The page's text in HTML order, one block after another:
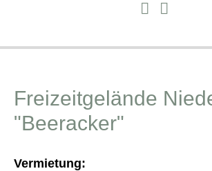
Freizeitgelände
"Beeracker"
Vermietung: